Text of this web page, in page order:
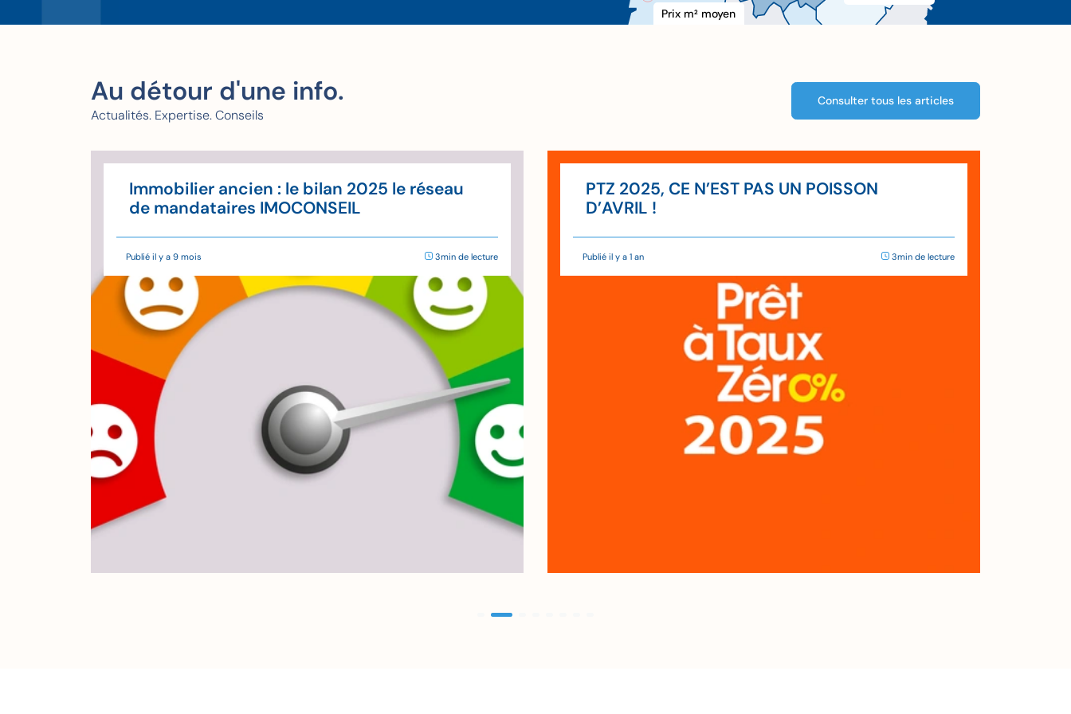
Prix m2 moyen
Au détour d'une info.
Actualités. Expertise. Conseils
Consulter tous les articles
Immobilier ancien : le bilan 2025 le réseau
de mandataires IMOCONSEIL
Publié il y a 9 mois 3min de lecture
PTZ 2025, CE N’EST PAS UN POISSON
D’AVRIL !
Publié il y a 1 an 3min de lecture